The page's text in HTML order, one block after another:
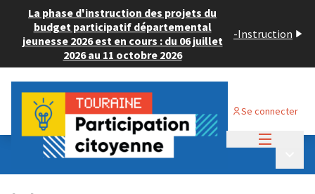
La phase d'instruction des projets du
budget participatif départemental
jeunesse 2026 est en cours : du 06 juillet
2026 au 11 octobre 2026
-Instruction
Se connecter
Budget Participatif JEUNESSE 2024
💡 Consulter les projets déposés